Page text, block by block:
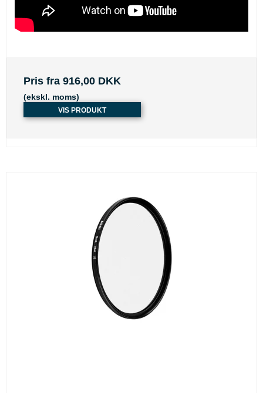
Pris fra 916,00 DKK
(ekskl. moms)
VIS PRODUKT